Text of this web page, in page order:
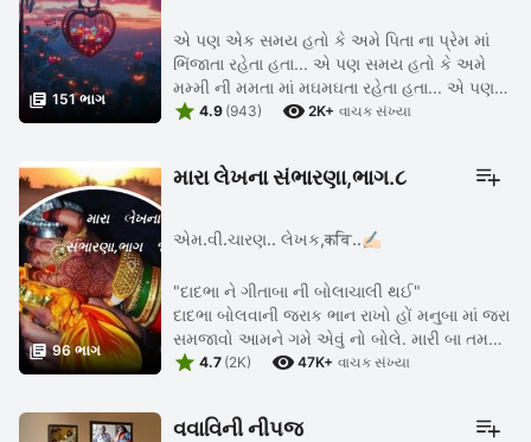
 151 ભાગ
એ પણ એક સમય હતો કે અમે પિતા ના પ્રેમ માં
ભિંજાતા રહેતા હતા... એ પણ સમય હતો કે અમે
મમ્મી ની મમતા માં મઘમઘતા રહેતા હતા... એ પણ
એક સમય હતો કે અમે કાકા ના વહાલ ના દરિયામાં
 4.9 (943)  2K+ વાચક સંખ્યા
 96 ભાગ
મારા લેખના સંભારણા,ભાગ.૮
એમ.વી.ચારણ.. લેખક,कवि..✍🏻
"દાદભા ને ગીતાબા ની બોલાચાલી થઈ"
દાદભા બોલવાની જરાક ભાન રાખો હોં મનુબા માં જરા
સમજાવો આમને ગમે એવું નો બોલે. મારી બા તમને
કોઈ ને ખસ કહેવા નથી આવતી, મારી બા વિશે તો
 4.7 (2K)  47K+ વાચક સંખ્યા
વવાવિની નીપજ